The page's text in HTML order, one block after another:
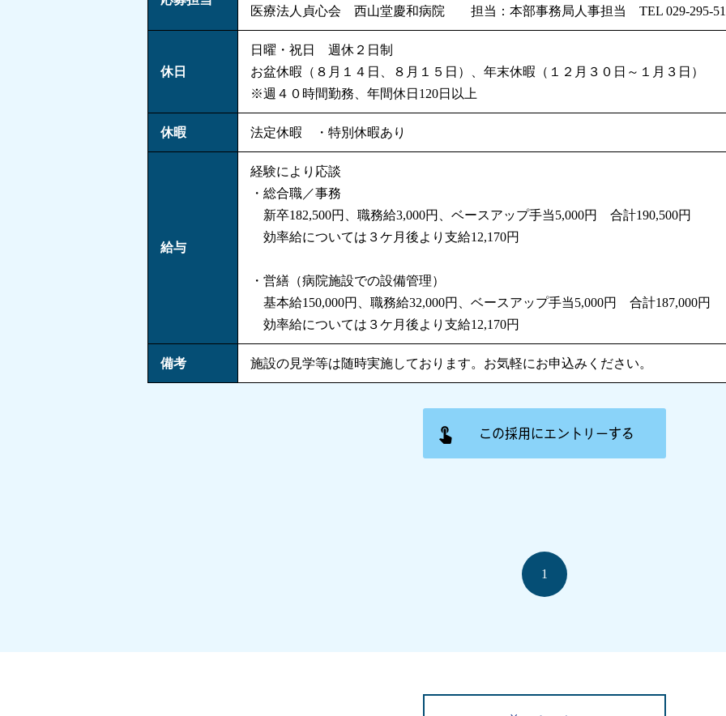
医療法人貞心会 西山堂慶和病院 担当：本部事務局人事担当 TEL 029-295-
休日
日曜・祝日 週休２日制
お盆休暇（８月１４日、８月１５日）、年末休暇（１２月３０日～１月３日）
※週４０時間勤務、年間休日120日以上
休暇 法定休暇 ・特別休暇あり
給与
経験により応談
・総合職／事務
新卒182,500円、職務給3,000円、ベースアップ手当5,000円 合計190,500円
効率給については３ケ月後より支給12,170円
・営繕（病院施設での設備管理）
基本給150,000円、職務給32,000円、ベースアップ手当5,000円 合計187,000円
効率給については３ケ月後より支給12,170円
備考 施設の見学等は随時実施しております。お気軽にお申込みください。
この採用にエントリーする
1